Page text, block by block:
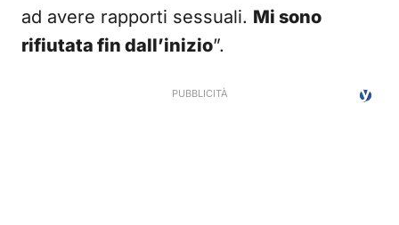
ad avere rapporti sessuali. Mi sono
rifiutata fin dall’inizio”.